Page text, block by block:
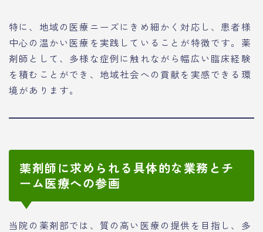
特に、地域の医療ニーズにきめ細かく対応し、患者様
中心の温かい医療を実践していることが特徴です。薬
剤師として、多様な症例に触れながら幅広い臨床経験
を積むことができ、地域社会への貢献を実感できる環
境があります。
薬剤師に求められる具体的な業務とチ
ーム医療への参画
当院の薬剤部では、質の高い医療の提供を目指し、多